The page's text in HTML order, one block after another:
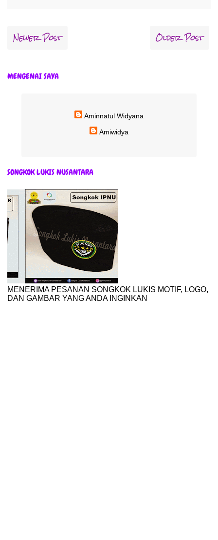
Newer Post Older Post
MENGENAI SAYA
Aminnatul Widyana
Amiwidya
SONGKOK LUKIS NUSANTARA
MENERIMA PESANAN SONGKOK LUKIS MOTIF, LOGO,
DAN GAMBAR YANG ANDA INGINKAN